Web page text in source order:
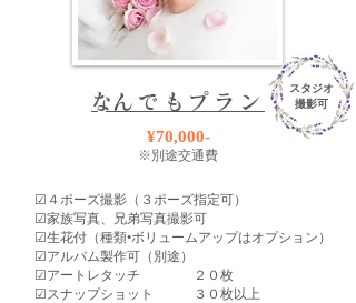
​なんでもプラン
スタジオ
撮影可
¥70,000-
※別途交通費
☑︎４ポーズ撮影（３ポーズ指定可）
​☑︎家族写真、兄弟写真撮影可
​​☑︎生花付（種類•ボリュームアップはオプション）
​☑︎アルバム製作可（別途）
☑︎アートレタッチ ２０枚
​☑︎スナップショット ３０枚以上